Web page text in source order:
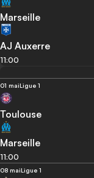
Marseille
AJ Auxerre
11:00
01 maiLigue 1
Toulouse
Marseille
11:00
08 maiLigue 1